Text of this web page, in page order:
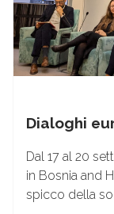
Dialoghi
Dal 17 al 20
in Bosnia and
spicco della